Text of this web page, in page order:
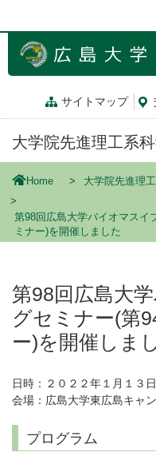
ン
サイトマップ
大学院先進理工系
Home 大学院先進理
第98回広島大学バイオマスイ
ミナー)を開催しました
第98回広島大
グセミナー(第
ー)を開催しま
日時： ２０２２年１月１３
会場：広島大学東広島キャ
プログラム